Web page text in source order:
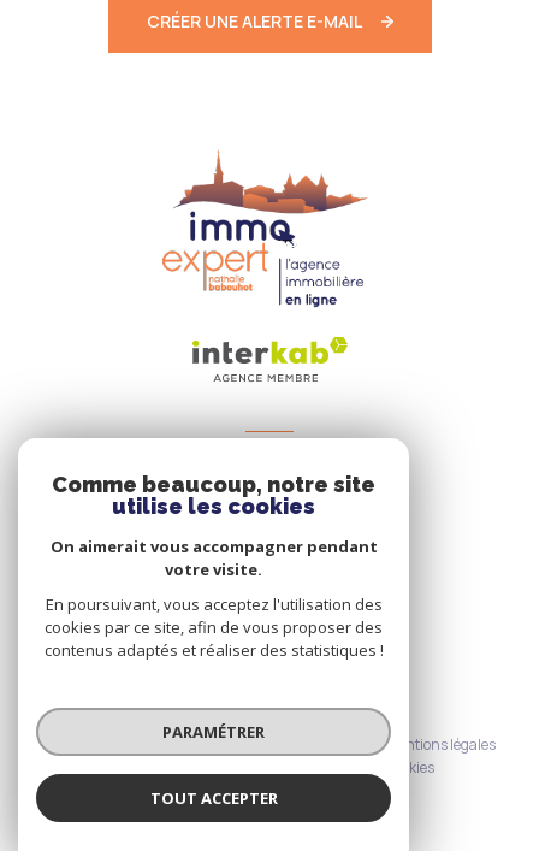
CRÉER UNE ALERTE E-MAIL
Espace propriétaire
SE CONNECTER
© 2026 | Tous droits réservés
Nos honoraires
Nos partenaires
Mentions légales
Cookies
Comme beaucoup, notre site
utilise les cookies
On aimerait vous accompagner pendant
votre visite.
En poursuivant, vous acceptez l'utilisation des
cookies par ce site, afin de vous proposer des
contenus adaptés et réaliser des statistiques !
PARAMÉTRER
TOUT ACCEPTER